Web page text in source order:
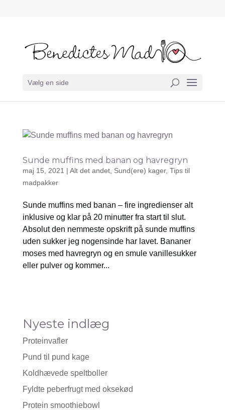
Vælg en side
Sunde muffins med banan og havregryn
maj 15, 2021 | Alt det andet, Sund(ere) kager, Tips til
madpakker
Sunde muffins med banan – fire ingredienser alt
inklusive og klar på 20 minutter fra start til slut.
Absolut den nemmeste opskrift på sunde muffins
uden sukker jeg nogensinde har lavet. Bananer
moses med havregryn og en smule vanillesukker
eller pulver og kommer...
Nyeste indlæg
Proteinvafler
Pund til pund kage
Koldhævede speltboller
Fyldte peberfrugt med oksekød
Protein smoothiebowl